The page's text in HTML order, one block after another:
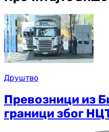
Друштво
Превозници из
граници због